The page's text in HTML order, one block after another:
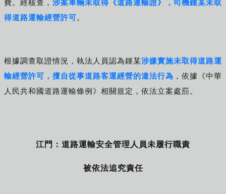
費。經核查 ， 涉案車輛未取得《道路運輸證》，司機鍾某未取
得道路運輸經營許可。
根據調查取證情況，執法人員認為鍾某涉嫌實施未取得道路運
輸經營許可，擅自從事道路客運經營的違法行為 ，依據《中華
人民共和國道路運輸條例》相關規定，依法立案處罰。
江門：道路運輸安全管理人員未履行職責
被依法追究責任